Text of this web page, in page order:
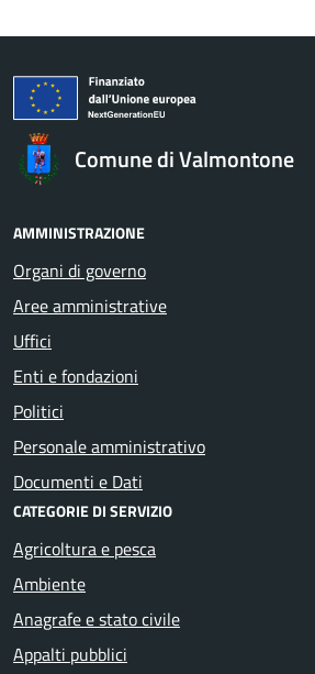
Comune di Valmontone
AMMINISTRAZIONE
Organi di governo
Aree amministrative
Uffici
Enti e fondazioni
Politici
Personale amministrativo
Documenti e Dati
CATEGORIE DI SERVIZIO
Agricoltura e pesca
Ambiente
Anagrafe e stato civile
Appalti pubblici